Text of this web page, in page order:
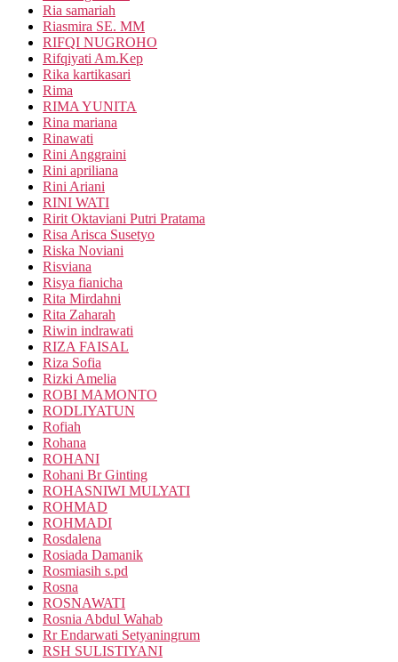
Ria samariah
Riasmira SE. MM
RIFQI NUGROHO
Rifqiyati Am.Kep
Rika kartikasari
Rima
RIMA YUNITA
Rina mariana
Rinawati
Rini Anggraini
Rini apriliana
Rini Ariani
RINI WATI
Ririt Oktaviani Putri Pratama
Risa Arisca Susetyo
Riska Noviani
Risviana
Risya fianicha
Rita Mirdahni
Rita Zaharah
Riwin indrawati
RIZA FAISAL
Riza Sofia
Rizki Amelia
ROBI MAMONTO
RODLIYATUN
Rofiah
Rohana
ROHANI
Rohani Br Ginting
ROHASNIWI MULYATI
ROHMAD
ROHMADI
Rosdalena
Rosiada Damanik
Rosmiasih s.pd
Rosna
ROSNAWATI
Rosnia Abdul Wahab
Rr Endarwati Setyaningrum
RSH SULISTIYANI